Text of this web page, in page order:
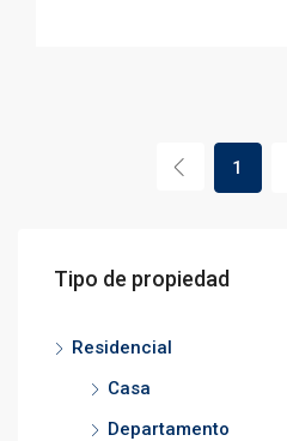
1
Tipo de propiedad
Residencial
Casa
Departamento